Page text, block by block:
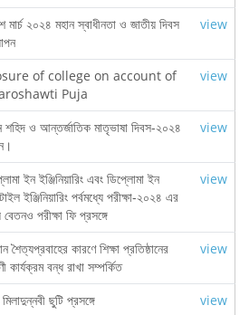
মার্চ ২০২৪ মহান স্বাধীনতা ও জাতীয় দিবস
view
of college on account of
Puja
view
শহিদ ও আন্তর্জাতিক মাতৃভাষা দিবস-২০২৪
view
ইন ইঞ্জিনিয়ারিং এবং ডিপ্লোমা ইন
ইঞ্জিনিয়ারিং পর্বমধ্যে পরীক্ষা-২০২৪ এর
পরীক্ষা ফি প্রসঙ্গে
view
শৈত্যপ্রবাহের কারণে শিক্ষা প্রতিষ্ঠানের
কার্যক্রম বন্ধ রাখা সম্পর্কিত
view
ছুটি প্রসঙ্গে view